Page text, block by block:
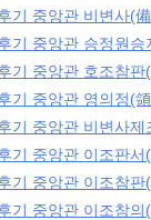
기 중앙관 비변사(
기 중앙관 승정원
기 중앙관 호조참판
기 중앙관 영의정(
기 중앙관 비변사
기 중앙관 이조판서
기 중앙관 이조참판
기 중앙관 이조참의